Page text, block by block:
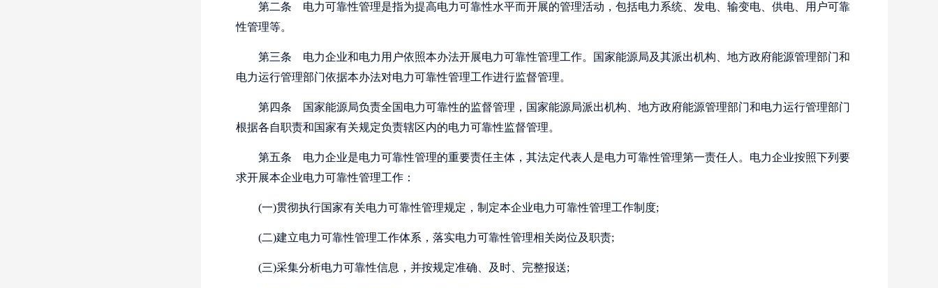
第二条 电力可靠性管理是指为提高电力可靠性水平而开展的管理活动，包括电力系统、发电、输变电、供电、用户可靠
性管理等。
第三条 电力企业和电力用户依照本办法开展电力可靠性管理工作。国家能源局及其派出机构、地方政府能源管理部门和
电力运行管理部门依据本办法对电力可靠性管理工作进行监督管理。
第四条 国家能源局负责全国电力可靠性的监督管理，国家能源局派出机构、地方政府能源管理部门和电力运行管理部门
根据各自职责和国家有关规定负责辖区内的电力可靠性监督管理。
第五条 电力企业是电力可靠性管理的重要责任主体，其法定代表人是电力可靠性管理第一责任人。电力企业按照下列要
求开展本企业电力可靠性管理工作：
(一)贯彻执行国家有关电力可靠性管理规定，制定本企业电力可靠性管理工作制度;
(二)建立电力可靠性管理工作体系，落实电力可靠性管理相关岗位及职责;
(三)采集分析电力可靠性信息，并按规定准确、及时、完整报送;